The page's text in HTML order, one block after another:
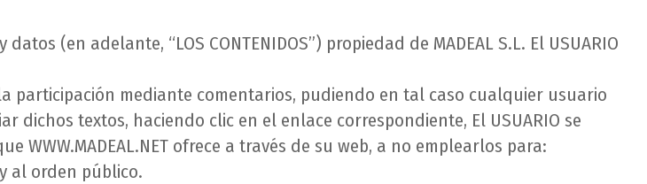
(en adelante, “LOS CONTENIDOS”) propiedad de MADEAL S.L. El USUARIO
participación mediante comentarios, pudiendo en tal caso cualquier usuario
textos, haciendo clic en el enlace correspondiente, El USUARIO se
ofrece a través de su web, a no emplearlos para:
al orden público.